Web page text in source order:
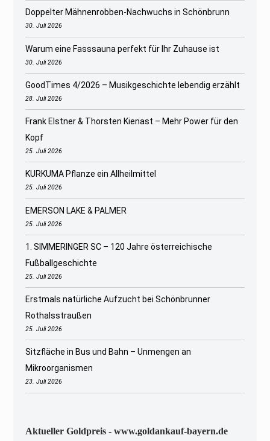
Doppelter Mähnenrobben-Nachwuchs in Schönbrunn
30. Juli 2026
Warum eine Fasssauna perfekt für Ihr Zuhause ist
30. Juli 2026
GoodTimes 4/2026 – Musikgeschichte lebendig erzählt
28. Juli 2026
Frank Elstner & Thorsten Kienast – Mehr Power für den
Kopf
25. Juli 2026
KURKUMA Pflanze ein Allheilmittel
25. Juli 2026
EMERSON LAKE & PALMER
25. Juli 2026
1. SIMMERINGER SC – 120 Jahre österreichische
Fußballgeschichte
25. Juli 2026
Erstmals natürliche Aufzucht bei Schönbrunner
Rothalsstraußen
25. Juli 2026
Sitzfläche in Bus und Bahn – Unmengen an
Mikroorganismen
23. Juli 2026
Aktueller Goldpreis - www.goldankauf-bayern.de